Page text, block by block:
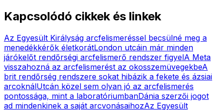
Kapcsolódó cikkek és linkek
Az Egyesült Királyság arcfelismeréssel becsülné meg a
menedékkérők életkorátLondon utcáin már minden
járókelőt rendőrségi arcfelismerő rendszer figyelA Meta
visszahozná az arcfelismerést az okosszemüvegekbeA
brit rendőrség rendszere sokat hibázik a fekete és ázsiai
arcoknálUtcán közel sem olyan jó az arcfelismerés
pontossága, mint a laboratóriumbanDánia szerzői jogot
ad mindenkinek a saját arcvonásaihozAz Egyesült